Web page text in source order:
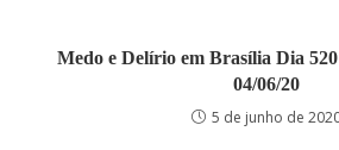
Medo e Delírio em Brasília Dia 520
04/06/20
5 de junho de